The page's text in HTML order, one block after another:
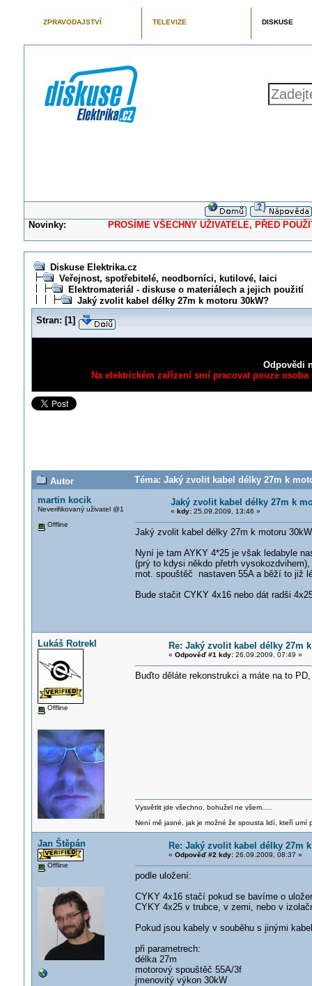
ZPRAVODAJSTVÍ TELEVIZE DISKUSE
Novinky: PROSÍME VŠECHNY UŽIVATELE, PŘED
Diskuse Elektrika.cz
Veřejnost, spotřebitelé, neodborníci, kutilové, laici
Elektromateriál - diskuse o materiálech a jejich použití
Jaký zvolit kabel délky 27m k motoru 30kW?
Stran: [1]
Odpovědi
Na elektrickém zařízení smí pracovat pouze
Autor
Téma: Jaký zvolit kabel délky 27m k
martin kocik
Neverifikovaný uživatel @1
Offline
Jaký zvolit kabel délky 27m k
« kdy:25.09.2009, 13:46 »
Jaký zvolit kabel délky 27m k motoru
Nyní je tam AYKY 4*25 je však ledabyle
(prý to kdysi někdo přetrh
mot. spouštěč nastaven 55A a běží to již
Bude stačit CYKY 4x16 nebo dát radši
Lukáš Rotrekl
Offline
Re: Jaký zvolit kabel délky 27m
« Odpověď #1 kdy:26.09.2009, 07:49 »
Buďto děláte rekonstrukci a máte na to
Vysvětlit jde všechno, bohužel ne všem.....
Není mě jasné, jak je možné že spousta lidí, kteří umí
Jan Štěpán
Offline
Re: Jaký zvolit kabel délky 27m
« Odpověď #2 kdy:26.09.2009, 08:37 »
podle uložení:
CYKY 4x16 stačí pokud se bavíme o
CYKY 4x25 v trubce, v zemi, nebo v
Pokud jsou kabely v souběhu s jinými
při parametrech:
délka 27m
motorový spouštěč 55A/3f
jmenovitý výkon 30kW